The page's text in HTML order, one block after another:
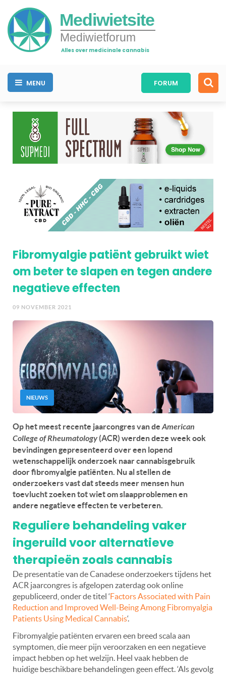
Mediwietsite
Mediwietforum
Alles over medicinale cannabis
MENU FORUM
Fibromyalgie patiënt gebruikt wiet
om beter te slapen en tegen andere
negatieve effecten
09 NOVEMBER 2021
NIEUWS
Op het meest recente jaarcongres van de American
College of Rheumatology(ACR) werden deze week ook
bevindingen gepresenteerd over een lopend
wetenschappelijk onderzoek naar cannabisgebruik
door fibromyalgie patiënten. Nu al stellen de
onderzoekers vast dat steeds meer mensen hun
toevlucht zoeken tot wiet om slaapproblemen en
andere negatieve effecten te verbeteren.
Reguliere behandeling vaker
ingeruild voor alternatieve
therapieën zoals cannabis
De presentatie van de Canadese onderzoekers tijdens het
ACR jaarcongres is afgelopen zaterdag ook online
gepubliceerd, onder de titel ‘Factors Associated with Pain
Reduction and Improved Well-Being Among Fibromyalgia
Patients Using Medical Cannabis‘.
Fibromyalgie patiënten ervaren een breed scala aan
symptomen, die meer pijn veroorzaken en een negatieve
impact hebben op het welzijn. Heel vaak hebben de
huidige beschikbare behandelingen geen effect. ‘Als gevolg